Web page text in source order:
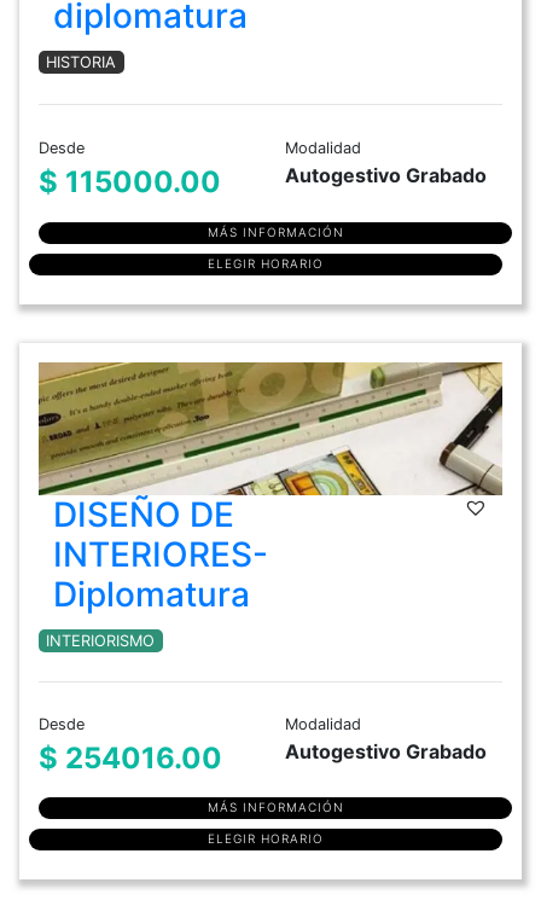
diplomatura
HISTORIA
Desde
$ 115000.00
Modalidad
Autogestivo Grabado
MÁS INFORMACIÓN
ELEGIR HORARIO
DISEÑO DE
INTERIORES-
Diplomatura
INTERIORISMO
Desde
$ 254016.00
Modalidad
Autogestivo Grabado
MÁS INFORMACIÓN
ELEGIR HORARIO